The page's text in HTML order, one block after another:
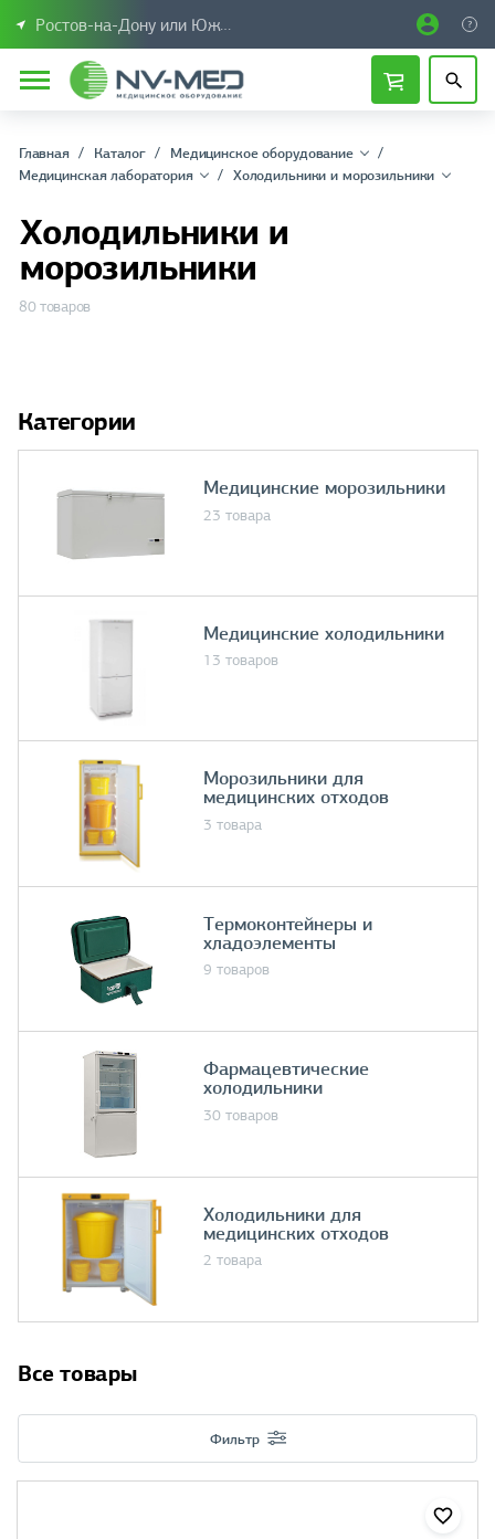
Ростов-на-Дону или Южный Федеральный округ
Главная Каталог
Медицинское оборудование
Медицинская лаборатория
Холодильники и морозильники
Холодильники и
морозильники
80 товаров
Категории
Медицинские морозильники
23 товара
Медицинские холодильники
13 товаров
Морозильники для
медицинских отходов
3 товара
Термоконтейнеры и
хладоэлементы
9 товаров
Фармацевтические
холодильники
30 товаров
Холодильники для
медицинских отходов
2 товара
Все товары
Фильтр